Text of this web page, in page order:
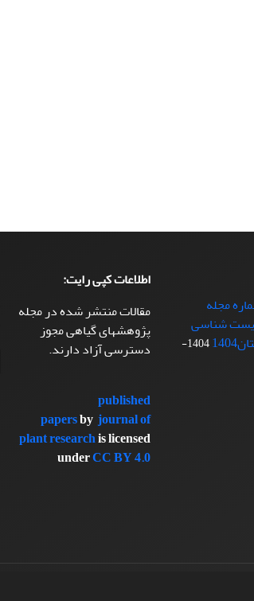
مجله
شناسی
1404-
اطلاعات کپی رایت:
مقالات منتشر شده در مجله
پژوهشهای گیاهی مجوز
دسترسی آزاد دارند.
published
papersbyjournal of
plant researchis licensed
underCC BY 4.0